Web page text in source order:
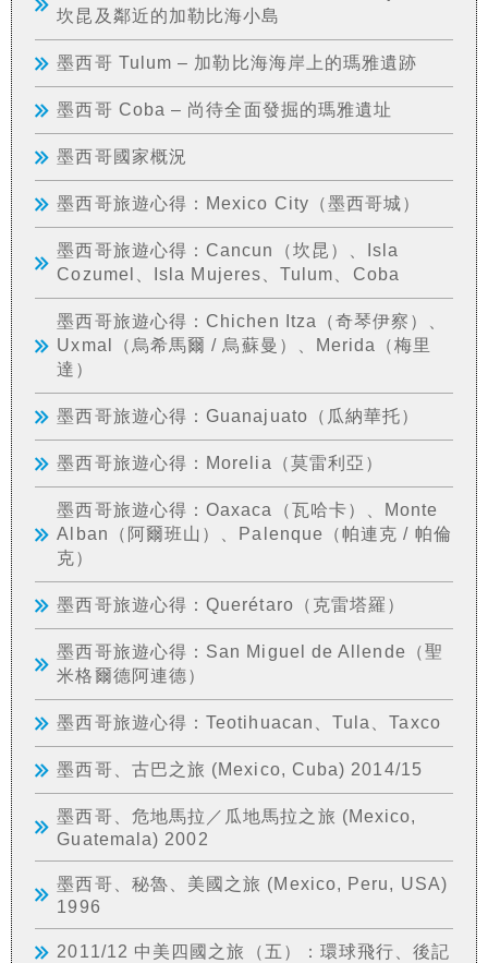
坎昆及鄰近的加勒比海小島
墨西哥 Tulum – 加勒比海海岸上的瑪雅遺跡
墨西哥 Coba – 尚待全面發掘的瑪雅遺址
墨西哥國家概況
墨西哥旅遊心得：Mexico City（墨西哥城）
墨西哥旅遊心得：Cancun（坎昆）、Isla
Cozumel、Isla Mujeres、Tulum、Coba
墨西哥旅遊心得：Chichen Itza（奇琴伊察）、
Uxmal（烏希馬爾 / 烏蘇曼）、Merida（梅里
達）
墨西哥旅遊心得：Guanajuato（瓜納華托）
墨西哥旅遊心得：Morelia（莫雷利亞）
墨西哥旅遊心得：Oaxaca（瓦哈卡）、Monte
Alban（阿爾班山）、Palenque（帕連克 / 帕倫
克）
墨西哥旅遊心得：Querétaro（克雷塔羅）
墨西哥旅遊心得：San Miguel de Allende（聖
米格爾德阿連德）
墨西哥旅遊心得：Teotihuacan、Tula、Taxco
墨西哥、古巴之旅 (Mexico, Cuba) 2014/15
墨西哥、危地馬拉／瓜地馬拉之旅 (Mexico,
Guatemala) 2002
墨西哥、秘魯、美國之旅 (Mexico, Peru, USA)
1996
2011/12 中美四國之旅（五）：環球飛行、後記